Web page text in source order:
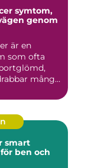
genom
är en
som ofta
många
ben och